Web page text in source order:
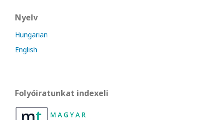
Nyelv
Hungarian
English
Folyóiratunkat indexeli